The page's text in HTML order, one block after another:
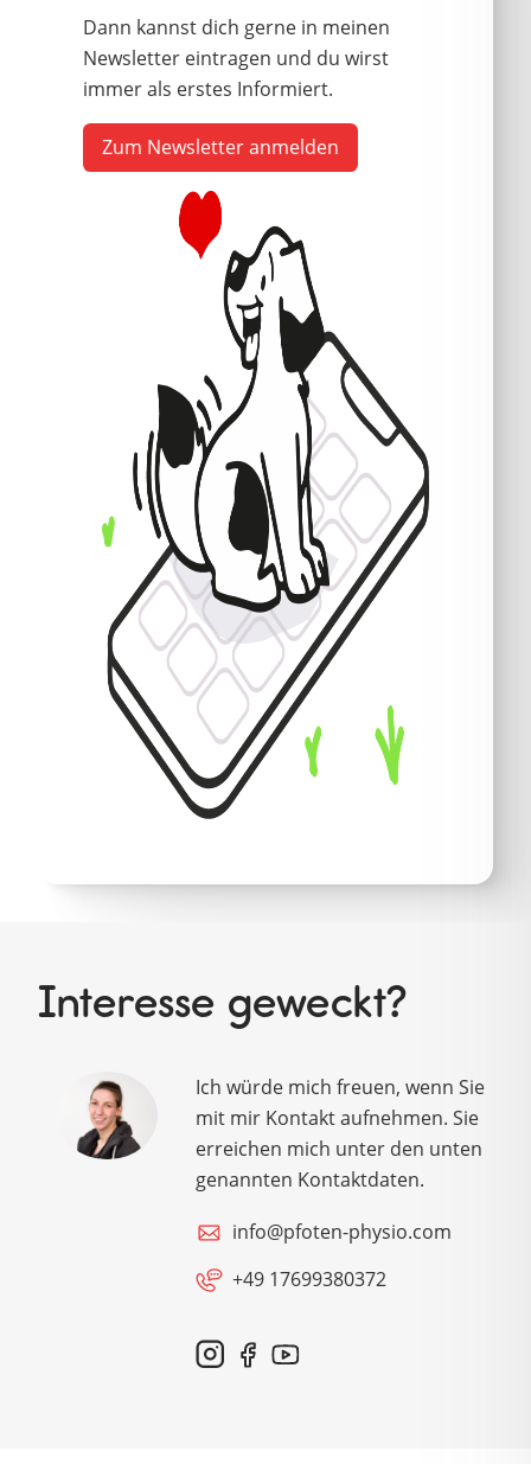
Dann kannst dich gerne in meinen
Newsletter eintragen und du wirst
immer als erstes Informiert.
Zum Newsletter anmelden
Interesse geweckt?
Ich würde mich freuen, wenn Sie
mit mir Kontakt aufnehmen. Sie
erreichen mich unter den unten
genannten Kontaktdaten.
info@pfoten-physio.com
+49 17699380372